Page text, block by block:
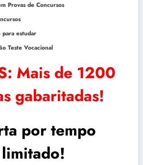
Provas de Concursos
estudar
Teste Vocacional
Mais de 1200
gabaritadas!
por tempo
limitado!